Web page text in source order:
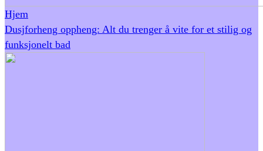
Hjem
Dusjforheng oppheng: Alt du trenger å vite for et stilig og
funksjonelt bad